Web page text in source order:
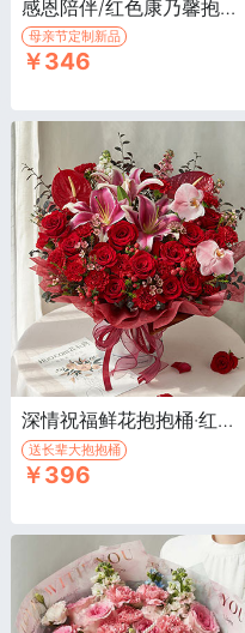
感恩陪伴/红色康乃馨抱抱桶·红色康乃馨66枝，尤加利叶15枝
母亲节定制新品
￥346
深情祝福鲜花抱抱桶·红玫瑰13枝，红色康乃馨19枝等
送长辈大抱抱桶
￥396